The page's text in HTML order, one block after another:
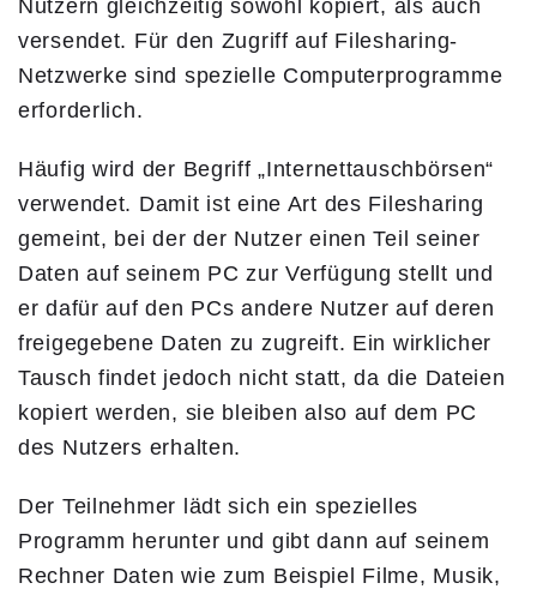
Nutzern gleichzeitig sowohl kopiert, als auch
versendet. Für den Zugriff auf Filesharing-
Netzwerke sind spezielle Computerprogramme
erforderlich.
Häufig wird der Begriff „Internettauschbörsen“
verwendet. Damit ist eine Art des Filesharing
gemeint, bei der der Nutzer einen Teil seiner
Daten auf seinem PC zur Verfügung stellt und
er dafür auf den PCs andere Nutzer auf deren
freigegebene Daten zu zugreift. Ein wirklicher
Tausch findet jedoch nicht statt, da die Dateien
kopiert werden, sie bleiben also auf dem PC
des Nutzers erhalten.
Der Teilnehmer lädt sich ein spezielles
Programm herunter und gibt dann auf seinem
Rechner Daten wie zum Beispiel Filme, Musik,